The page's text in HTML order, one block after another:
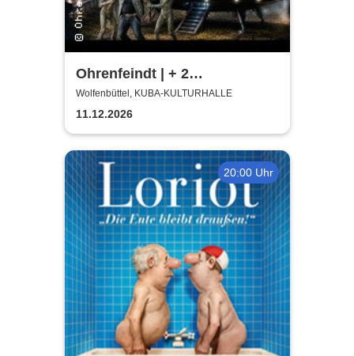
Ohrenfeindt | + 2
Supportbands
Wolfenbüttel, KUBA-KULTURHALLE
11.12.2026
20:00 Uhr